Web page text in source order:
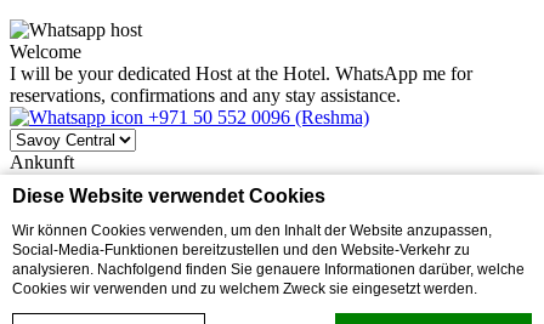
Diese Website verwendet Cookies
Wir können Cookies verwenden, um den Inhalt der Website anzupassen,
Social-Media-Funktionen bereitzustellen und den Website-Verkehr zu
analysieren. Nachfolgend finden Sie genauere Informationen darüber, welche
Cookies wir verwenden und zu welchem Zweck sie eingesetzt werden.
Welcome
I will be your dedicated Host at the Hotel. WhatsApp me for
reservations, confirmations and any stay assistance.
+971 50 552 0096 (Reshma)
Ankunft
dd/MM/YY
Check-out
dd/MM/YY
Gutschein
Jetzt buchen